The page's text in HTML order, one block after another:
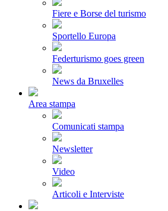
Fiere e Borse del turismo
Sportello Europa
Federturismo goes green
News da Bruxelles
Area stampa
Comunicati stampa
Newsletter
Video
Articoli e Interviste